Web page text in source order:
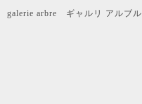
galerie arbre ギャルリ アルブル